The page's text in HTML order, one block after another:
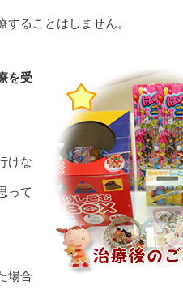
ることはしません。
を受
けな
って
場合